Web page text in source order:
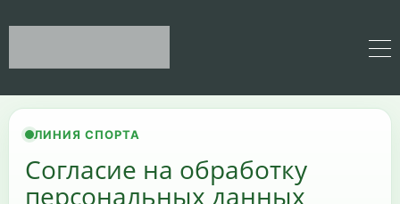
ЛИНИЯ СПОРТА
Согласие на обработку
персональных данных